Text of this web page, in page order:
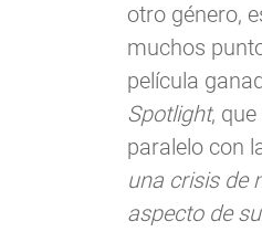
otro género,
muchos
película
Spotlight,
paralelo con
una crisis de
aspecto de